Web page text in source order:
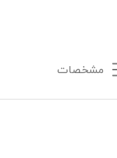
مشخصات